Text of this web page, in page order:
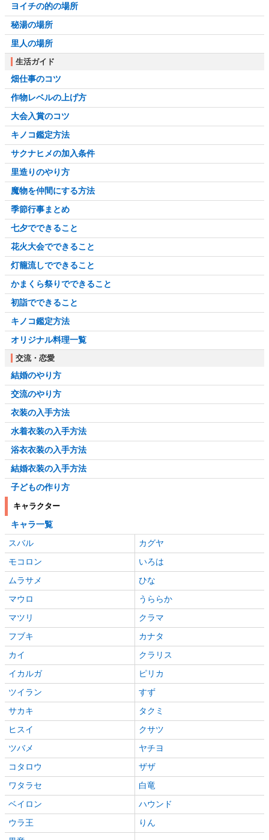
ヨイチの的の場所
秘湯の場所
里人の場所
生活ガイド
畑仕事のコツ
作物レベルの上げ方
大会入賞のコツ
キノコ鑑定方法
サクナヒメの加入条件
里造りのやり方
魔物を仲間にする方法
季節行事まとめ
七夕でできること
花火大会でできること
灯籠流しでできること
かまくら祭りでできること
初詣でできること
キノコ鑑定方法
オリジナル料理一覧
交流・恋愛
結婚のやり方
交流のやり方
衣装の入手方法
水着衣装の入手方法
浴衣衣装の入手方法
結婚衣装の入手方法
子どもの作り方
キャラクター
キャラ一覧
スバル
カグヤ
モコロン
いろは
ムラサメ
ひな
マウロ
うららか
マツリ
クラマ
フブキ
カナタ
カイ
クラリス
イカルガ
ピリカ
ツイラン
すず
サカキ
タクミ
ヒスイ
クサツ
ツバメ
ヤチヨ
コタロウ
ザザ
ワタラセ
白竜
ベイロン
ハウンド
ウラ王
りん